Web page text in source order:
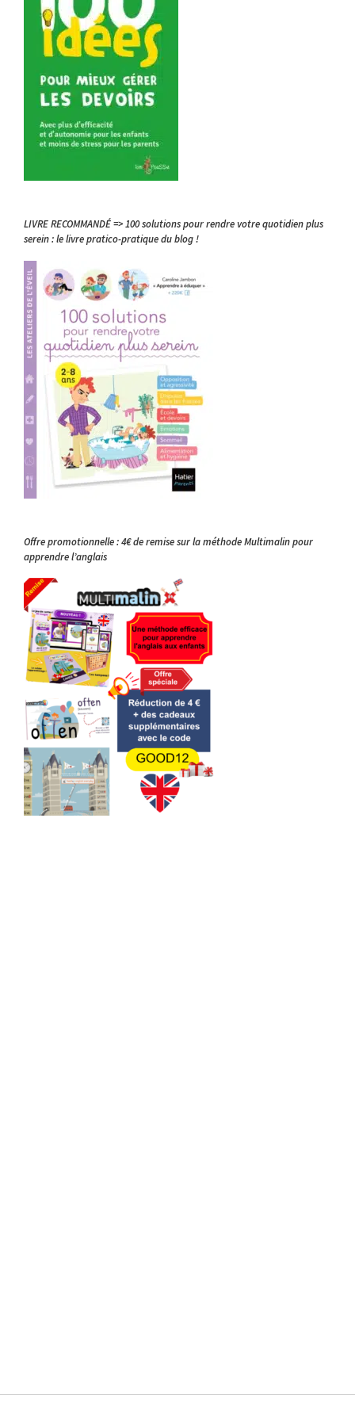
LIVRE RECOMMANDÉ => 100 solutions pour rendre votre quotidien plus
serein : le livre pratico-pratique du blog !
Offre promotionnelle : 4€ de remise sur la méthode Multimalin pour
apprendre l’anglais